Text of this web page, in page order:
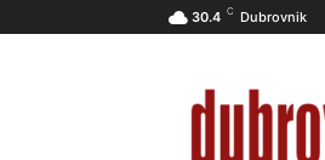
30.4 C Dubrovnik